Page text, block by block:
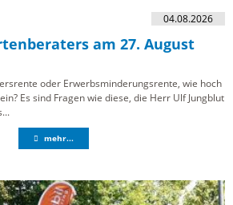
04.08.2026
am 27. August
oder Erwerbsminderungsrente, wie hoch
Es sind Fragen wie diese, die Herr Ulf Jungblut
mehr...